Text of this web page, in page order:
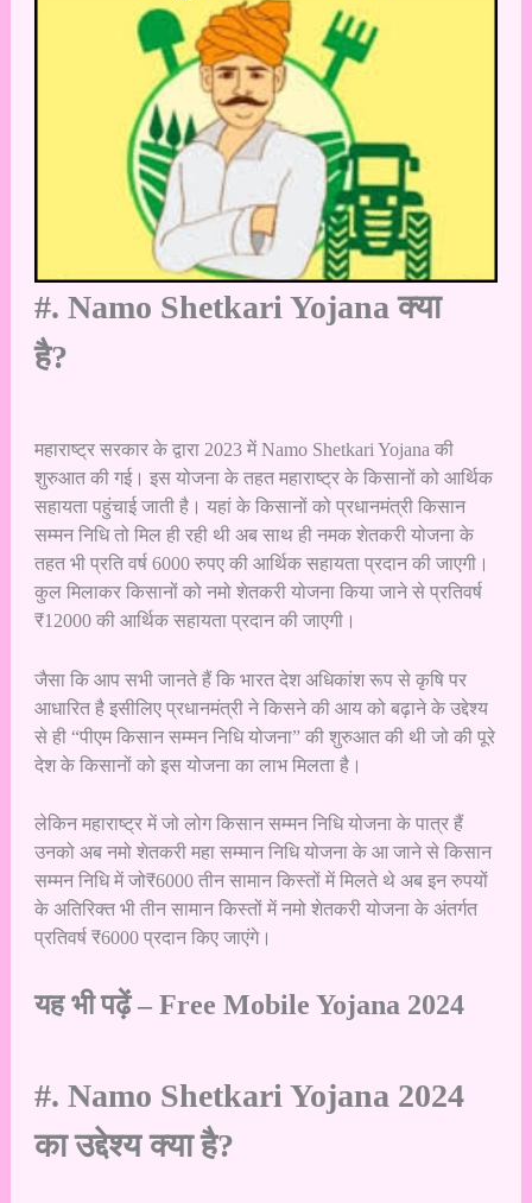
#. Namo Shetkari Yojana क्या
है?
महाराष्ट्र सरकार के द्वारा 2023 में Namo Shetkari Yojana की
शुरुआत की गई। इस योजना के तहत महाराष्ट्र के किसानों को आर्थिक
सहायता पहुंचाई जाती है। यहां के किसानों को प्रधानमंत्री किसान
सम्मन निधि तो मिल ही रही थी अब साथ ही नमक शेतकरी योजना के
तहत भी प्रति वर्ष 6000 रुपए की आर्थिक सहायता प्रदान की जाएगी।
कुल मिलाकर किसानों को नमो शेतकरी योजना किया जाने से प्रतिवर्ष
₹12000 की आर्थिक सहायता प्रदान की जाएगी।
जैसा कि आप सभी जानते हैं कि भारत देश अधिकांश रूप से कृषि पर
आधारित है इसीलिए प्रधानमंत्री ने किसने की आय को बढ़ाने के उद्देश्य
से ही “पीएम किसान सम्मन निधि योजना” की शुरुआत की थी जो की पूरे
देश के किसानों को इस योजना का लाभ मिलता है।
लेकिन महाराष्ट्र में जो लोग किसान सम्मन निधि योजना के पात्र हैं
उनको अब नमो शेतकरी महा सम्मान निधि योजना के आ जाने से किसान
सम्मन निधि में जो₹6000 तीन सामान किस्तों में मिलते थे अब इन रुपयों
के अतिरिक्त भी तीन सामान किस्तों में नमो शेतकरी योजना के अंतर्गत
प्रतिवर्ष ₹6000 प्रदान किए जाएंगे।
यह भी पढ़ें – Free Mobile Yojana 2024
#. Namo Shetkari Yojana 2024
का उद्देश्य क्या है?